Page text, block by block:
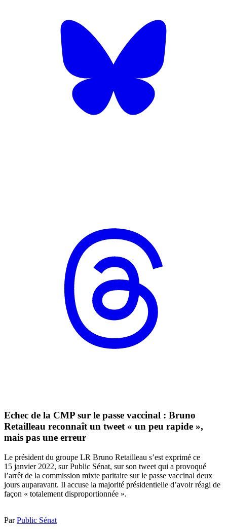
Echec de la CMP sur le passe vaccinal : Bruno
Retailleau reconnaît un tweet « un peu rapide »,
mais pas une erreur
Le président du groupe LR Bruno Retailleau s’est exprimé ce
15 janvier 2022, sur Public Sénat, sur son tweet qui a provoqué
l’arrêt de la commission mixte paritaire sur le passe vaccinal deux
jours auparavant. Il accuse la majorité présidentielle d’avoir réagi de
façon « totalement disproportionnée ».
ParPublic Sénat